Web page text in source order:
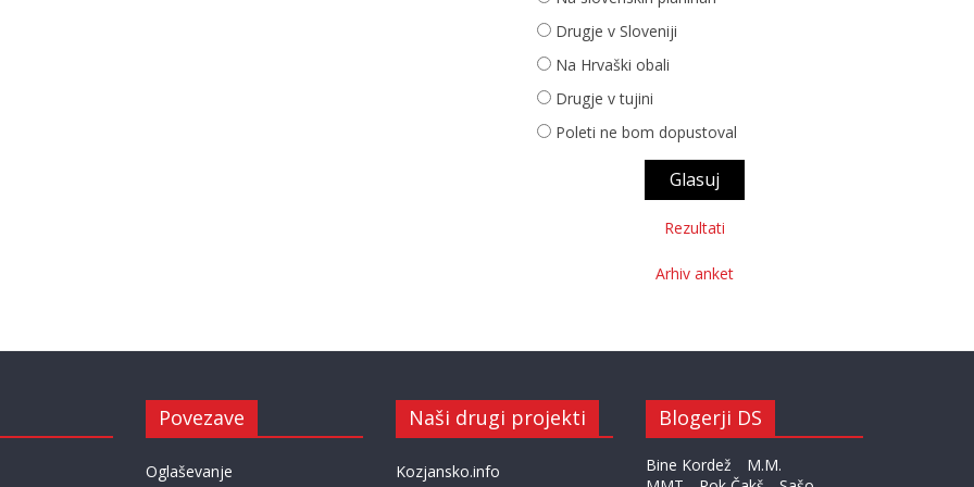
Drugje v Sloveniji
Na Hrvaški obali
Drugje v tujini
Poleti ne bom dopustoval
Rezultati
Arhiv anket
Povezave
Oglaševanje
Naši drugi projekti
Kozjansko.info
Blogerji DS
Bine Kordež
M.M.